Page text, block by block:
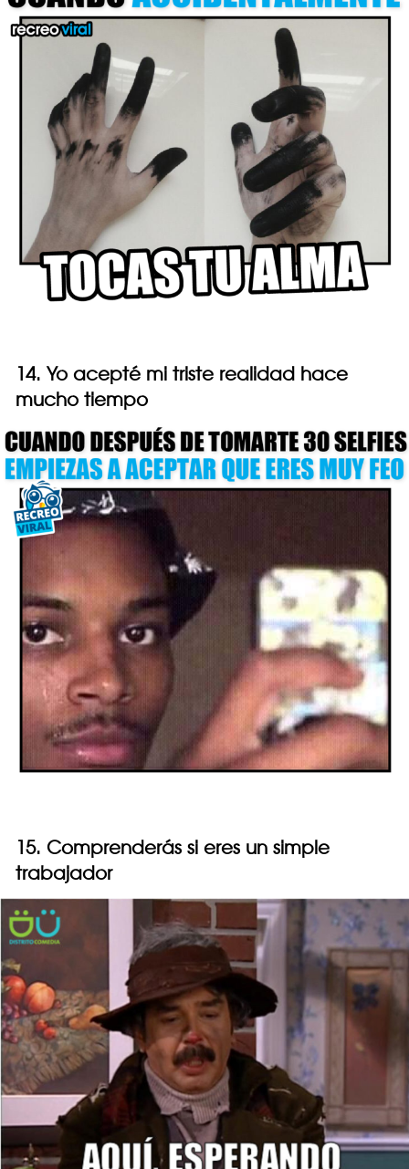
14. Yo acepté mi triste realidad hace
mucho tiempo
15. Comprenderás si eres un simple
trabajador